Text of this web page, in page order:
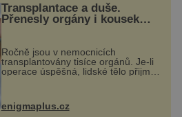
Transplantace a duše.
Přenesly orgány i kousek
Ročně jsou v nemocnicích
transplantovány tisíce orgánů. Je-li
operace úspěšná, lidské tělo přijme
co když při transplantaci
nepřijímám...
enigmaplus.cz